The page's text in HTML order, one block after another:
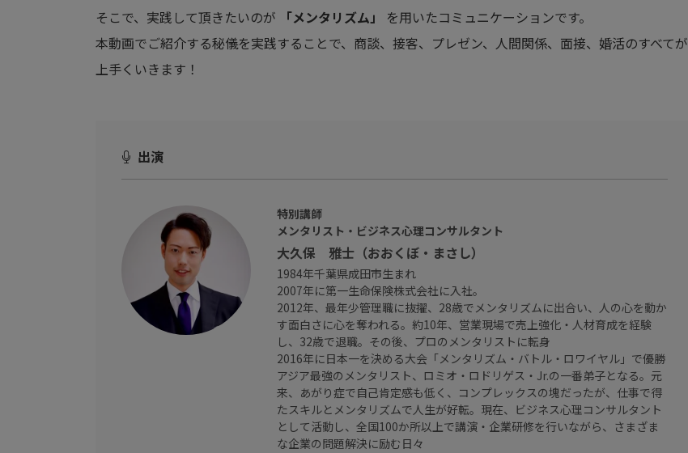
そこで、実践して頂きたいのが
「メンタリズム」
を用いたコミュニケーションです。
本動画でご紹介する秘儀を実践することで、商談、接客、プレゼン、人間関係、面接、婚活のすべてが
上手くいきます！
出演
特別講師
メンタリスト・ビジネス心理コンサルタント
大久保 雅士（おおくぼ・まさし）
1984年千葉県成田市生まれ
2007年に第一生命保険株式会社に入社。
2012年、最年少管理職に抜擢、28歳でメンタリズムに出合い、人の心を動か
す面白さに心を奪われる。約10年、営業現場で売上強化・人材育成を経験
し、32歳で退職。その後、プロのメンタリストに転身
2016年に日本一を決める大会「メンタリズム・バトル・ロワイヤル」で優勝
アジア最強のメンタリスト、ロミオ・ロドリゲス・Jr.の一番弟子となる。元
来、あがり症で自己肯定感も低く、コンプレックスの塊だったが、仕事で得
たスキルとメンタリズムで人生が好転。現在、ビジネス心理コンサルタント
として活動し、全国100か所以上で講演・企業研修を行いながら、さまざま
な企業の問題解決に励む日々